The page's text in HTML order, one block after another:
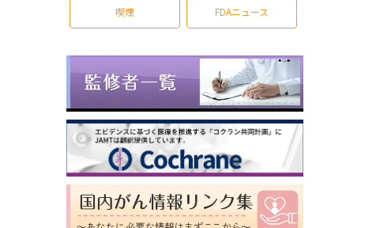
喫煙 FDAニュース